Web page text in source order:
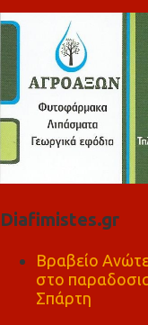
Diafimistes.gr
Βραβείο
στο
Σπάρτη